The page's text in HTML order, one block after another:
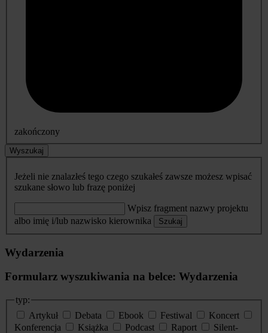
zakończony
Wyszukaj
Jeżeli nie znalazłeś tego czego szukałeś zawsze możesz wpisać
szukane słowo lub frazę poniżej
Wpisz fragment nazwy projektu
albo imię i/lub nazwisko kierownika
Szukaj
Wydarzenia
Formularz wyszukiwania na belce: Wydarzenia
typ:
Artykuł
Debata Ebook Festiwal
Koncert
Konferencja
Książka Podcast Raport
Silent-